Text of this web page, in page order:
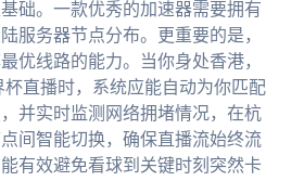
础。一款优秀的加速器需要拥有
服务器节点分布。更重要的是，
优线路的能力。当你身处香港，
直播时，系统应能自动为你匹配
并实时监测网络拥堵情况，在杭
间智能切换，确保直播流始终流
有效避免看球到关键时刻突然卡